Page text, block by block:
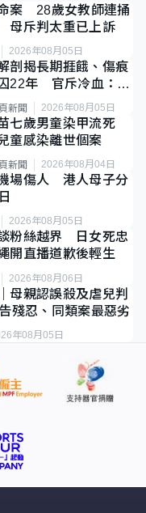
案 28歲女教師連捅
母斥判太重已上訴
2026年08月05日
剖揭長期捱餓、傷痕
22年 官斥冷血：同
新聞 2026年08月05日
七歲男童染甲流死
童感染離世個案
新聞 2026年08月04日
場傷人 港人母子分
2026年08月05日
粉絲越界 日女死忠
開直播道歉後輕生
2026年08月06日
母親認誤殺及虐兒判
殘忍、同類案最惡劣
年08月05日